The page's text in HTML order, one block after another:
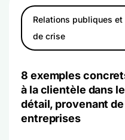
Relations publiques
de crise
8 exemples
à la clientèle dans
détail, provenant
entreprises